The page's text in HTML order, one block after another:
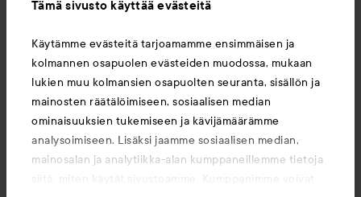
Tämä sivusto käyttää evästeitä
Käytämme evästeitä tarjoamamme ensimmäisen ja
kolmannen osapuolen evästeiden muodossa, mukaan
lukien muu kolmansien osapuolten seuranta, sisällön ja
mainosten räätälöimiseen, sosiaalisen median
ominaisuuksien tukemiseen ja kävijämäärämme
analysoimiseen. Lisäksi jaamme sosiaalisen median,
mainosalan ja analytiikka-alan kumppaneillemme tietoja
Saattaisit myös tykätä